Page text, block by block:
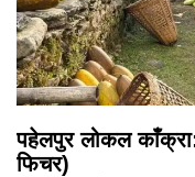
पहेलपुर लोकल
फिचर)